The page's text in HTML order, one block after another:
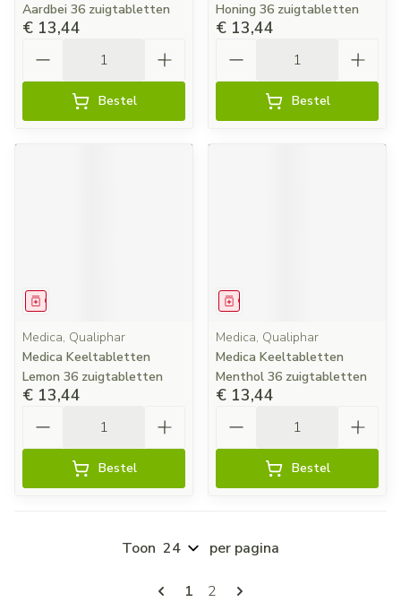
Aardbei 36 zuigtabletten
€ 13,44
Bestel
Honing 36 zuigtabletten
€ 13,44
Bestel
Geneesmiddel
Medica, Qualiphar
Medica Keeltabletten
Lemon 36 zuigtabletten
€ 13,44
Bestel
Geneesmiddel
Medica, Qualiphar
Medica Keeltabletten
Menthol 36 zuigtabletten
€ 13,44
Bestel
Pagina's
U lees momenteel pagina
1 Pagina
2
Toon per pagina